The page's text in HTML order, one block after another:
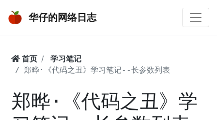
华仔的网络日志
首页 学习笔记
郑晔·《代码之丑》学习笔记--长参数列表
郑晔·《代码之丑》学